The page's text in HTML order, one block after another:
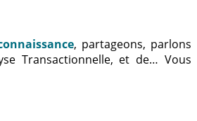
, partageons, parlons
Transactionnelle, et de… Vous